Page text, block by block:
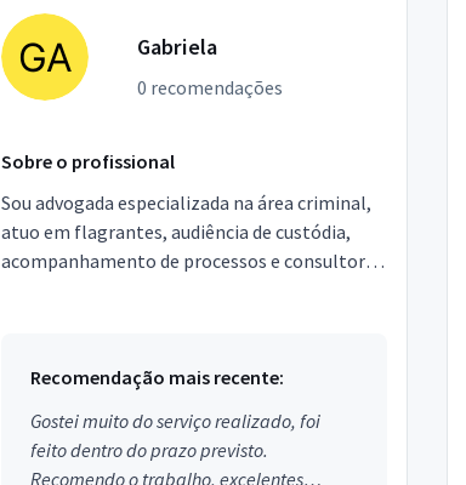
Gabriela
0 recomendações
Sobre o profissional
Sou advogada especializada na área criminal,
atuo em flagrantes, audiência de custódia,
acompanhamento de processos e consultoria
Recomendação mais recente:
Gostei muito do serviço realizado, foi
feito dentro do prazo previsto.
Recomendo o trabalho, excelentes